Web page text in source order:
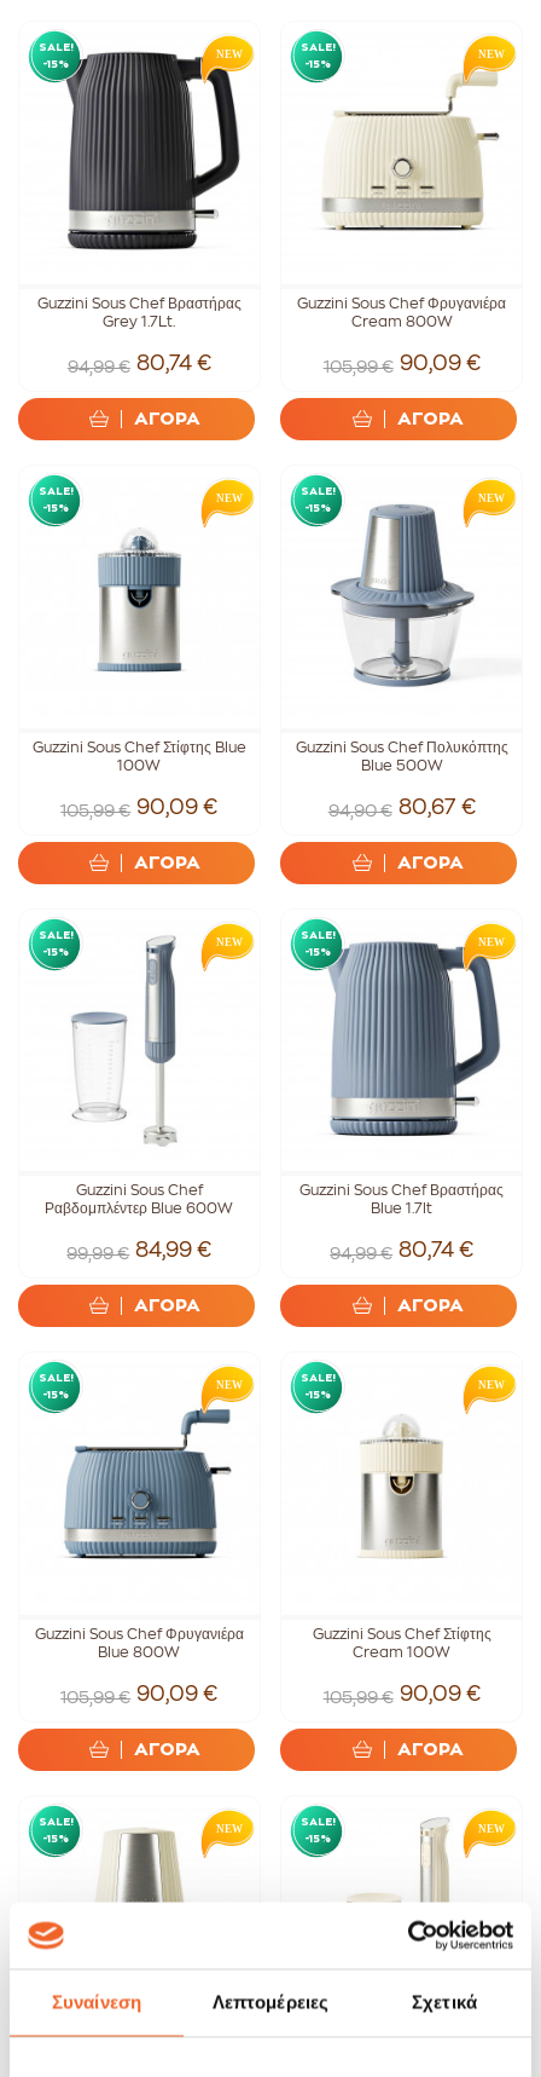
Συναίνεση Λεπτομέρειες Σχετικά
SALE!
-15%
Guzzini Sous Chef Βραστήρας
Grey 1.7Lt.
94,99 € 80,74 €
ΑΓΟΡΑ
SALE!
-15%
Guzzini Sous Chef Φρυγανιέρα
Cream 800W
105,99 € 90,09 €
ΑΓΟΡΑ
SALE!
-15%
Guzzini Sous Chef Στίφτης Blue
100W
105,99 € 90,09 €
ΑΓΟΡΑ
SALE!
-15%
Guzzini Sous Chef Πολυκόπτης
Blue 500W
94,90 € 80,67 €
ΑΓΟΡΑ
SALE!
-15%
Guzzini Sous Chef
Ραβδομπλέντερ Blue 600W
99,99 € 84,99 €
ΑΓΟΡΑ
SALE!
-15%
Guzzini Sous Chef Βραστήρας
Blue 1.7lt
94,99 € 80,74 €
ΑΓΟΡΑ
SALE!
-15%
Guzzini Sous Chef Φρυγανιέρα
Blue 800W
105,99 € 90,09 €
ΑΓΟΡΑ
SALE!
-15%
Guzzini Sous Chef Στίφτης
Cream 100W
105,99 € 90,09 €
ΑΓΟΡΑ
SALE!
-15%
SALE!
-15%